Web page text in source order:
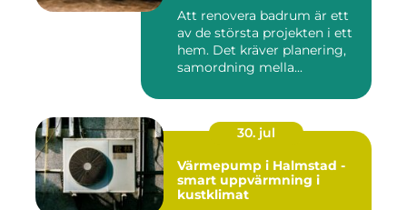
Att renovera badrum är ett
av de största projekten i ett
hem. Det kräver planering,
samordning mella...
30. jul
Värmepump i Halmstad -
smart uppvärmning i
kustklimat